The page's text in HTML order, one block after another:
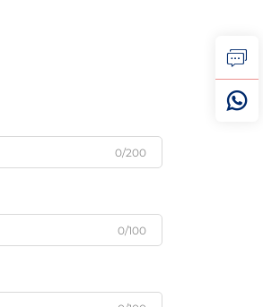
0/200
0/100